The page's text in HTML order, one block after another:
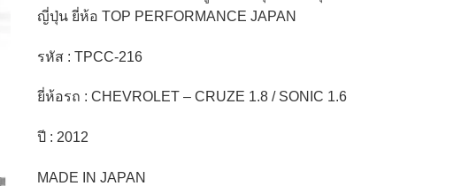
ญี่ปุ่น ยี่ห้อ TOP PERFORMANCE JAPAN
รหัส : TPCC-216
ยี่ห้อรถ : CHEVROLET – CRUZE 1.8 / SONIC 1.6
ปี : 2012
MADE IN JAPAN